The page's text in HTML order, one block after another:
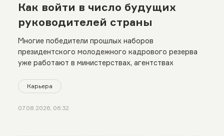
Как войти в число будущих
руководителей страны
Многие победители прошлых наборов
президентского молодежного кадрового резерва
уже работают в министерствах, агентствах
Карьера
07.08.2026, 06:32